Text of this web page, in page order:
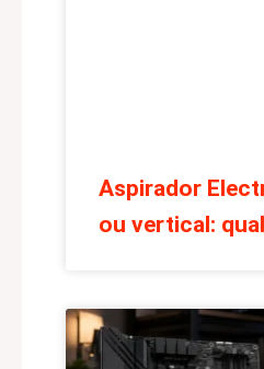
Aspirador
ou vertical: